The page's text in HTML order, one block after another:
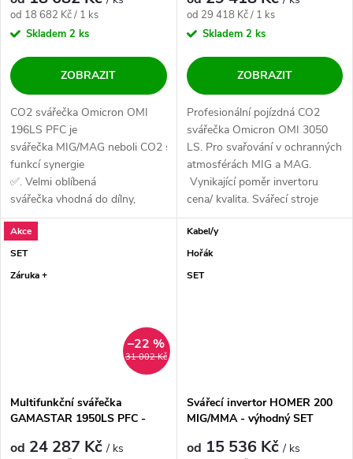
Měrná cena:
od 18 682 Kč / 1 ks
Skladem 2 ks
ZOBRAZIT
CO2 svářečka Omicron OMI
196LS PFC je
svářečka MIG/MAG neboli CO2 s
funkcí synergie
✅. Velmi oblíbená
svářečka vhodná do dílny,
údržby, domácnosti a lehkou
výrobu ✅. Vysoce...
Měrná cena:
od 29 418 Kč / 1 ks
Skladem 2 ks
ZOBRAZIT
Profesionální pojízdná CO2
svářečka Omicron OMI 3050
LS. Pro svařování v ochranných
atmosférách MIG a MAG.
Vynikající poměr invertoru
cena/ kvalita. Svářecí stroje
Omicron...
Akce
SET
Záruka +
31 002 Kč
–22 %
Multifunkční svářečka
GAMASTAR 1950LS PFC -
od 24 287 Kč/ ks
Kabel/y
Hořák
SET
Svářecí invertor HOMER 200
MIG/MMA - výhodný SET
od 15 536 Kč/ ks